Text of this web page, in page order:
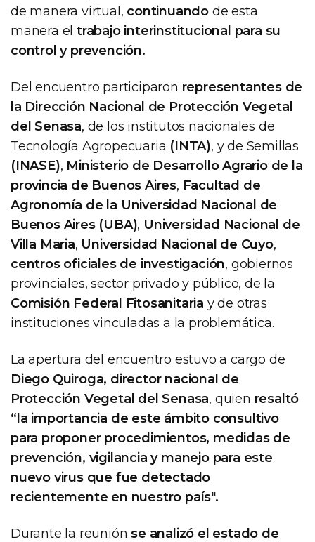
de manera virtual, continuando de esta
manera eltrabajo interinstitucional para su
control y prevención.
Del encuentro participaron representantes de
la Dirección Nacional de Protección Vegetal
del Senasa, de los institutos nacionales de
Tecnología Agropecuaria (INTA), y de Semillas
(INASE), Ministerio de Desarrollo Agrario de la
provincia de Buenos Aires, Facultad de
Agronomía de la Universidad Nacional de
Buenos Aires (UBA), Universidad Nacional de
Villa Maria, Universidad Nacional de Cuyo,
centros oficiales de investigación, gobiernos
provinciales, sector privado y público, de la
Comisión Federal Fitosanitaria y de otras
instituciones vinculadas a la problemática.
La apertura del encuentro estuvo a cargo de
Diego Quiroga, director nacional de
Protección Vegetal del Senasa, quien resaltó
“la importancia de este ámbito consultivo
para proponer procedimientos, medidas de
prevención, vigilancia y manejo para este
nuevo virus que fue detectado
recientemente en nuestro país".
Durante la reuniónse analizó el estado de